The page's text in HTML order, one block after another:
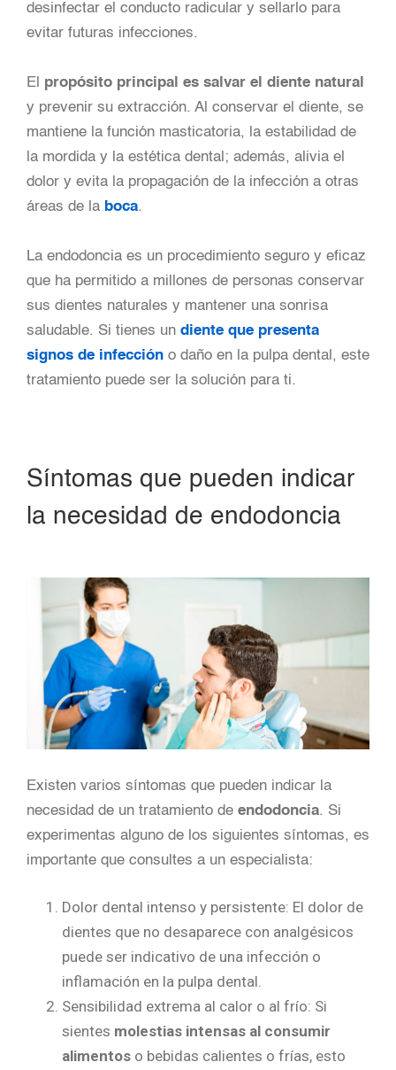
desinfectar el conducto radicular y sellarlo para
evitar futuras infecciones.
El propósito principal es salvar el diente natural
y prevenir su extracción. Al conservar el diente, se
mantiene la función masticatoria, la estabilidad de
la mordida y la estética dental; además, alivia el
dolor y evita la propagación de la infección a otras
áreas de la boca.
La endodoncia es un procedimiento seguro y eficaz
que ha permitido a millones de personas conservar
sus dientes naturales y mantener una sonrisa
saludable. Si tienes un diente que presenta
signos de infección o daño en la pulpa dental, este
tratamiento puede ser la solución para ti.
Síntomas que pueden indicar
la necesidad de endodoncia
Existen varios síntomas que pueden indicar la
necesidad de un tratamiento de endodoncia. Si
experimentas alguno de los siguientes síntomas, es
importante que consultes a un especialista:
Dolor dental intenso y persistente: El dolor de
dientes que no desaparece con analgésicos
puede ser indicativo de una infección o
inflamación en la pulpa dental.
Sensibilidad extrema al calor o al frío: Si
sientes molestias intensas al consumir
alimentos o bebidas calientes o frías, esto